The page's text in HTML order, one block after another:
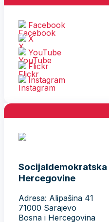
Facebook
X
YouTube
Flickr
Instagram
Socijaldemokratska
Hercegovine
Adresa: Alipašina 41
71000 Sarajevo
Bosna i Hercegovina